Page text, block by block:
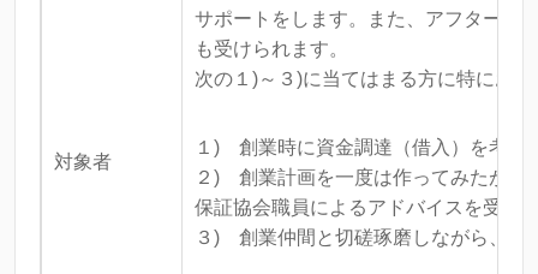
対象者
サポートをします。また、アフターフ
も受けられます。
次の１)～３)に当てはまる方に特にお
１) 創業時に資金調達（借入）を考え
２) 創業計画を一度は作ってみたが、
保証協会職員によるアドバイスを受け
３) 創業仲間と切磋琢磨しながら、じ